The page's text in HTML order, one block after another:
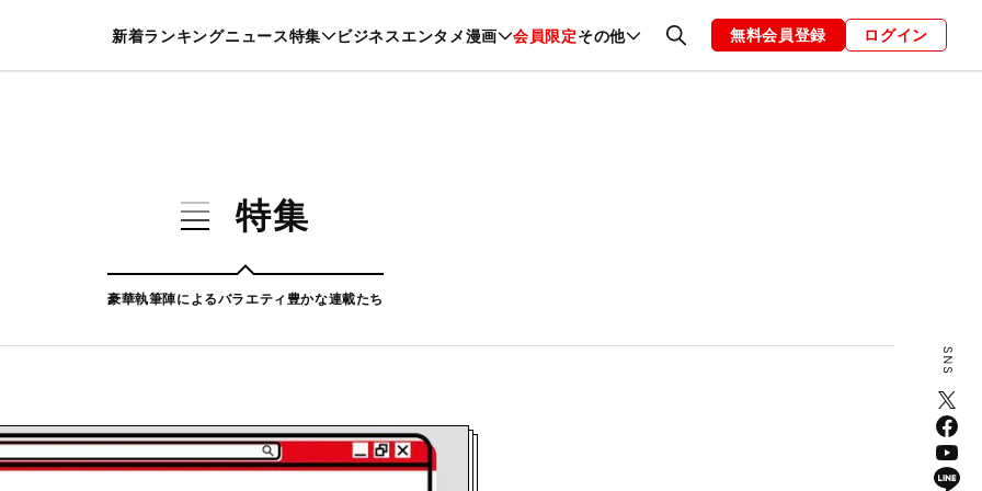
新着ランキングニュース特集 ビジネスエンタメ漫画 会員限定その他
暮らし スポーツ ヘルスケア 美容 グルメ ファッション 恋愛・結婚 編集部 お知らせ
無料会員登録 ログイン
特集
豪華執筆陣によるバラエティ豊かな連載たち